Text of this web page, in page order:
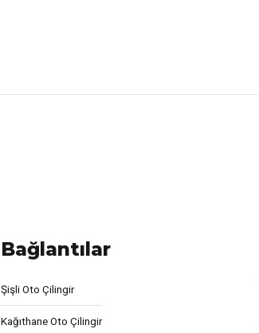
Bağlantılar
Şişli Oto Çilingir
Kağıthane Oto Çilingir